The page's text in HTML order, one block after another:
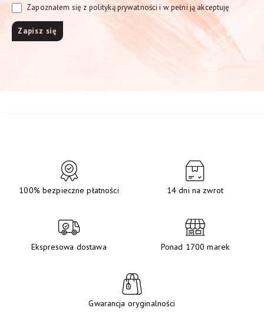
Zapoznałem się z polityką prywatności i w pełni ją akceptuję
100% bezpieczne płatności 14 dni na zwrot
Ekspresowa dostawa Ponad 1700 marek
Gwarancja oryginalności